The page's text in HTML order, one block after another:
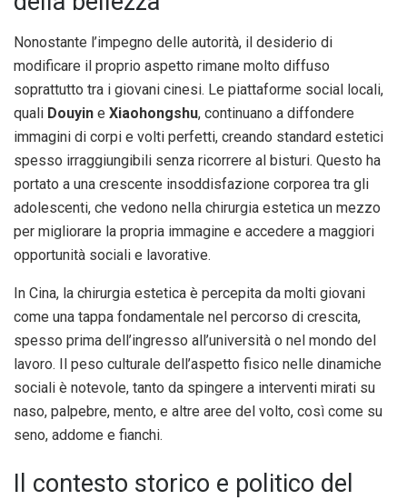
Nonostante l’impegno delle autorità, il desiderio di
modificare il proprio aspetto rimane molto diffuso
soprattutto tra i giovani cinesi. Le piattaforme social locali,
quali Douyin e Xiaohongshu, continuano a diffondere
immagini di corpi e volti perfetti, creando standard estetici
spesso irraggiungibili senza ricorrere al bisturi. Questo ha
portato a una crescente insoddisfazione corporea tra gli
adolescenti, che vedono nella chirurgia estetica un mezzo
per migliorare la propria immagine e accedere a maggiori
opportunità sociali e lavorative.
In Cina, la chirurgia estetica è percepita da molti giovani
come una tappa fondamentale nel percorso di crescita,
spesso prima dell’ingresso all’università o nel mondo del
lavoro. Il peso culturale dell’aspetto fisico nelle dinamiche
sociali è notevole, tanto da spingere a interventi mirati su
naso, palpebre, mento, e altre aree del volto, così come su
seno, addome e fianchi.
Il contesto storico e politico del